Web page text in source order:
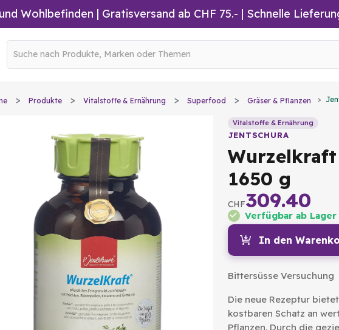
Wohlbefinden | Gratisversand ab CHF 75.- | Schnelle
Produkte Vitalstoffe & Ernährung Superfood Gräser & Pflanzen
Vitalstoffe & Ernährung
JENTSCHURA
1650 g
CHF309.40
Verfügbar ab Lager
In den
Bittersüsse Versuchung
Die neue Rezeptur
kostbaren Schatz an
Pflanzen. Durch die